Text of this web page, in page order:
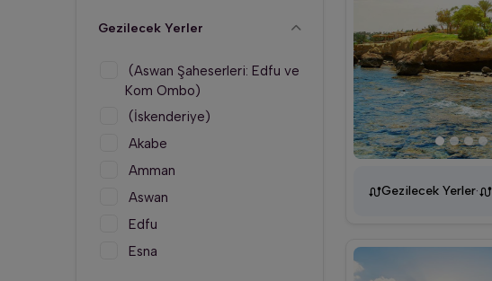
Gezilecek Yerler
(Aswan Şaheserleri: Edfu ve
Kom Ombo)
(İskenderiye)
Akabe
Amman
Aswan
Edfu
Esna
Gezilecek Yerler·